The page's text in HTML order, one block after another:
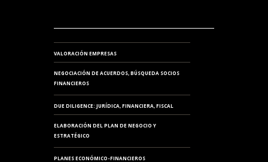
VALORACIÓN EMPRESAS
NEGOCIACIÓN DE ACUERDOS, BÚSQUEDA SOCIOS
FINANCIEROS
DUE DILIGENCE: JURÍDICA, FINANCIERA, FISCAL
ELABORACIÓN DEL PLAN DE NEGOCIO Y
ESTRATÉGICO
PLANES ECONÓMICO-FINANCIEROS